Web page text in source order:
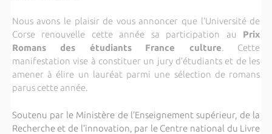
Nous avons le plaisir de vous annoncer que l’Université de
Corse renouvelle cette année sa participation au Prix
Romans des étudiants
France culture. Cette
manifestation vise à constituer un jury d’étudiants et de les
amener à élire un lauréat parmi une sélection de romans
parus cette année.
Soutenu par le Ministère de l’Enseignement supérieur, de la
Recherche et de l’innovation, par le Centre national du Livre